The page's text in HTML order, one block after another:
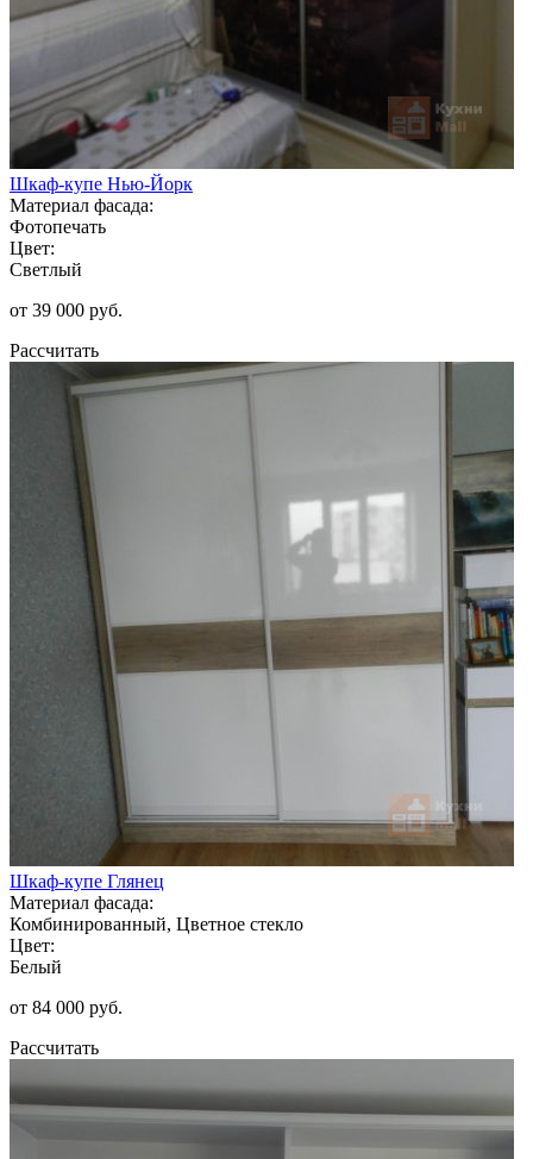
Шкаф-купе Нью-Йорк
Материал фасада:
Фотопечать
Цвет:
Светлый
от 39 000 руб.
Рассчитать
Шкаф-купе Глянец
Материал фасада:
Комбинированный, Цветное стекло
Цвет:
Белый
от 84 000 руб.
Рассчитать